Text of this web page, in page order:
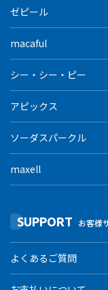
ゼピール
macaful
シー・シー・ピー
アピックス
ソーダスパークル
maxell
SUPPORT お客様
よくあるご質問